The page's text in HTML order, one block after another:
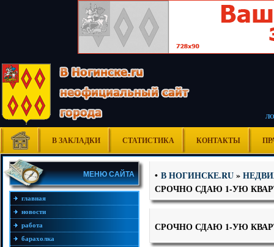
В ЗАКЛАДКИ СТАТИСТИКА КОНТАКТЫ
МЕНЮ САЙТА
главная
новости
работа
барахолка
• В НОГИНСКЕ.RU»
СРОЧНО СДАЮ 1-УЮ
СРОЧНО СДАЮ 1-УЮ